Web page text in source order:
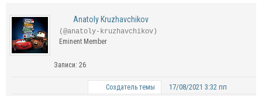
Anatoly Kruzhavchikov
(@anatoly-kruzhavchikov)
Eminent Member
Записи: 26
Создатель темы 17/08/2021 3:32 пп